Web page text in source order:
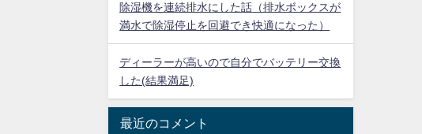
除湿機を連続排水にした話（排水ボックスが
満水で除湿停止を回避でき快適になった）
ディーラーが高いので自分でバッテリー交換
した(結果満足)
最近のコメント